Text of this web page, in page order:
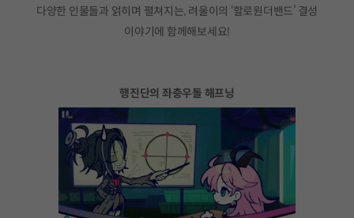
다양한 인물들과 얽히며 펼쳐지는, 려울이의 ‘할로원더밴드’ 결성
이야기에 함께해보세요!
행진단의 좌충우돌 해프닝